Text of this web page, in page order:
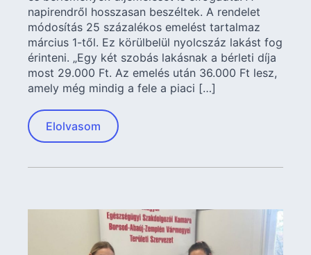
napirendről hosszasan beszéltek. A rendelet
módosítás 25 százalékos emelést tartalmaz
március 1-től. Ez körülbelül nyolcszáz lakást fog
érinteni. „Egy két szobás lakásnak a bérleti díja
most 29.000 Ft. Az emelés után 36.000 Ft lesz,
amely még mindig a fele a piaci […]
Elolvasom